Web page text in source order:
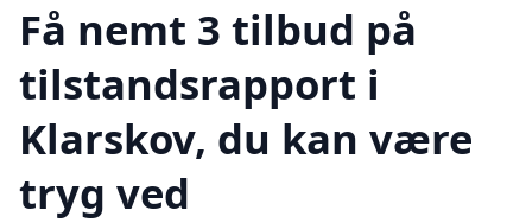
Få nemt 3 tilbud på
tilstandsrapport i
Klarskov, du kan være
tryg ved